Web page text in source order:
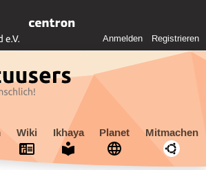
Anmelden Registrieren
Wiki Ikhaya Planet Mitmachen